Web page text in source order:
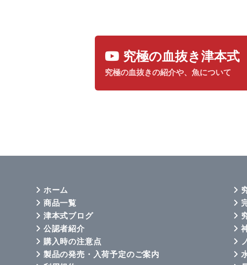
究極の血抜き津本式
究極の血抜きの紹介や、魚について
ホーム
商品一覧
津本式ブログ
公認者紹介
購入時の注意点
製品の発売・入荷予定のご案内